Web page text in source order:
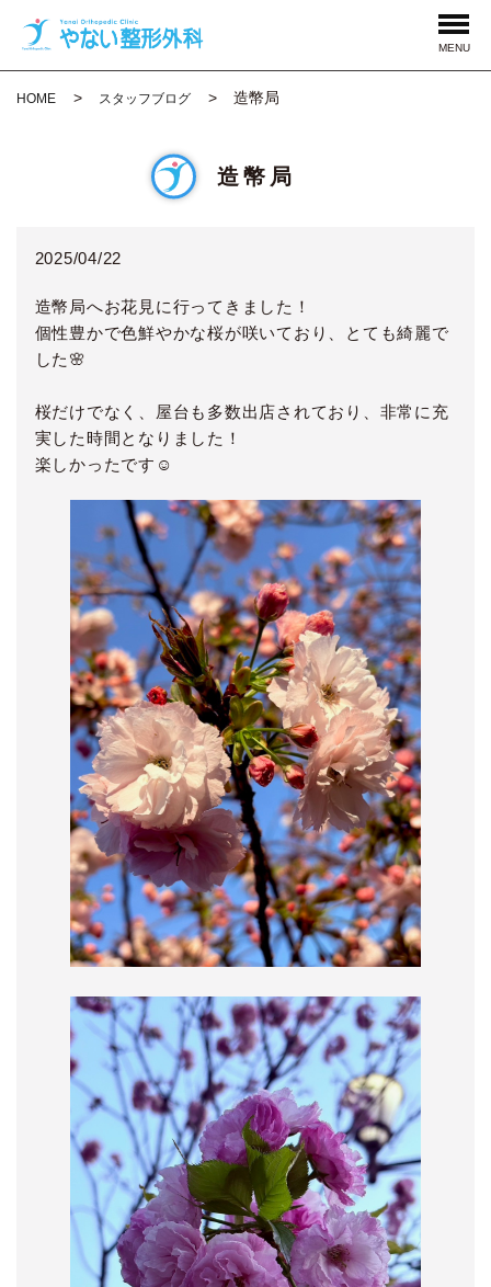
MENU
HOME スタッフブログ 造幣局
造幣局
2025/04/22
造幣局へお花見に行ってきました！
個性豊かで色鮮やかな桜が咲いており、とても綺麗で
した🌸
桜だけでなく、屋台も多数出店されており、非常に充
実した時間となりました！
楽しかったです☺️